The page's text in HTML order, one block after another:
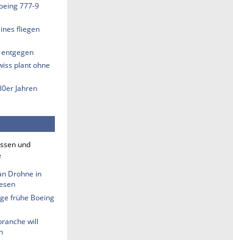
777-9
fliegen
plant ohne
Jahren
und
Drohne in
frühe Boeing
will